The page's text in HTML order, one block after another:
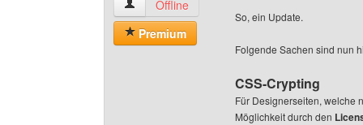
nndesign Benutzer-Profile anzeigen
Offline
Premium
So, ein Update.
Folgende Sachen sind nun
CSS-Crypting
Für Designerseiten, welche
Möglichkeit durch den